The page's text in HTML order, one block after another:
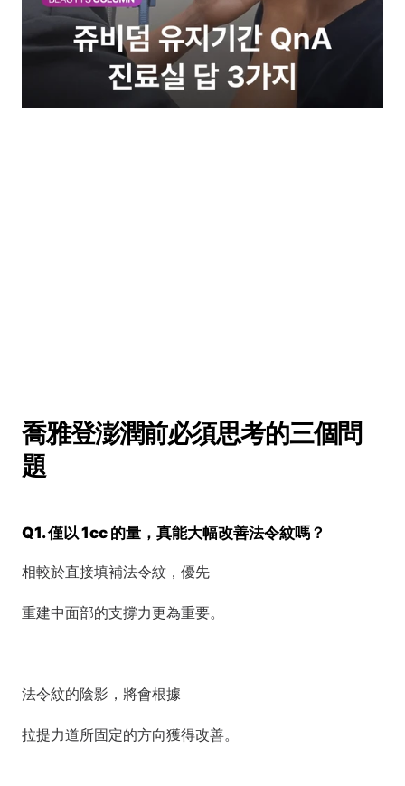
喬雅登澎潤前必須思考的三個問
題
Q1. 僅以 1cc 的量，真能大幅改善法令紋嗎？
相較於直接填補法令紋，優先
重建中面部的支撐力更為重要。
法令紋的陰影，將會根據
拉提力道所固定的方向獲得改善。